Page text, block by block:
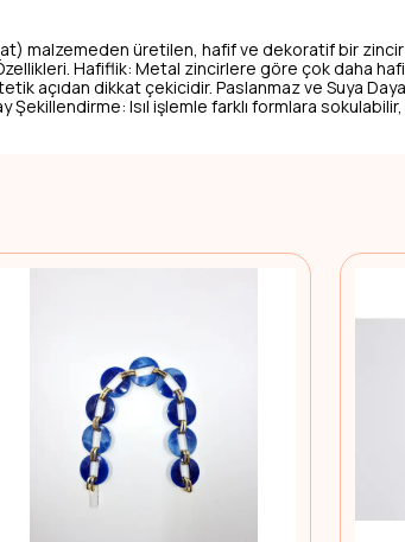
malzemeden üretilen, hafif ve dekoratif bir
Hafiflik: Metal zincirlere göre çok daha
açıdan dikkat çekicidir. Paslanmaz ve Suya
Isıl işlemle farklı formlara